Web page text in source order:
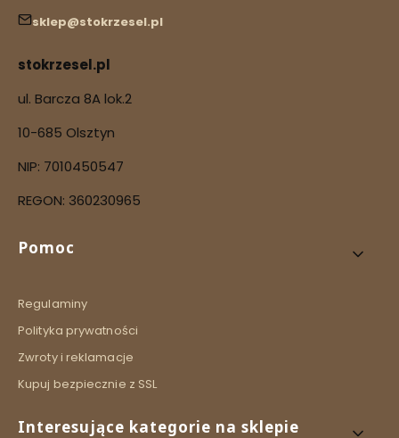
sklep@stokrzesel.pl
stokrzesel.pl
ul. Barcza 8A lok.2
10-685 Olsztyn
NIP: 7010450547
REGON: 360230965
Linki w stopce
Pomoc
Regulaminy
Polityka prywatności
Zwroty i reklamacje
Kupuj bezpiecznie z SSL
Interesujące kategorie na sklepie